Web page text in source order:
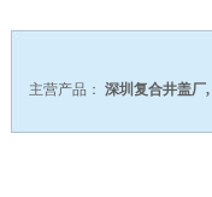
主营产品： 深圳复合井盖厂,